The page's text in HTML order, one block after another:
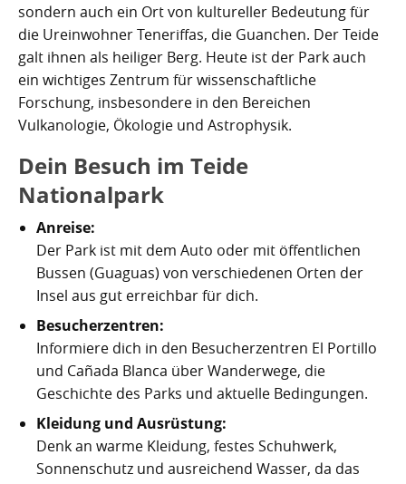
sondern auch ein Ort von kultureller Bedeutung für
die Ureinwohner Teneriffas, die Guanchen. Der Teide
galt ihnen als heiliger Berg. Heute ist der Park auch
ein wichtiges Zentrum für wissenschaftliche
Forschung, insbesondere in den Bereichen
Vulkanologie, Ökologie und Astrophysik.
Dein Besuch im Teide
Nationalpark
Anreise:
Der Park ist mit dem Auto oder mit öffentlichen
Bussen (Guaguas) von verschiedenen Orten der
Insel aus gut erreichbar für dich.
Besucherzentren:
Informiere dich in den Besucherzentren El Portillo
und Cañada Blanca über Wanderwege, die
Geschichte des Parks und aktuelle Bedingungen.
Kleidung und Ausrüstung:
Denk an warme Kleidung, festes Schuhwerk,
Sonnenschutz und ausreichend Wasser, da das